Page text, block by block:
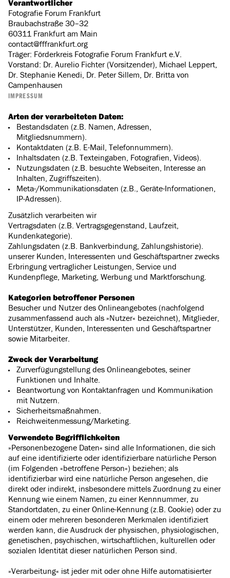
Verantwortlicher
Fotografie Forum Frankfurt
Braubachstraße 30–32
60311 Frankfurt am Main
contact@fffrankfurt.org
Träger: Förderkreis Fotografie Forum Frankfurt e.V.
Vorstand: Dr. Aurelio Fichter (Vorsitzender), Michael Leppert,
Dr. Stephanie Kenedi, Dr. Peter Sillem, Dr. Britta von
Campenhausen
IMPRESSUM
Arten der verarbeiteten Daten:
Bestandsdaten (z.B. Namen, Adressen,
Mitgliedsnummern).
Kontaktdaten (z.B. E-Mail, Telefonnummern).
Inhaltsdaten (z.B. Texteingaben, Fotografien, Videos).
Nutzungsdaten (z.B. besuchte Webseiten, Interesse an
Inhalten, Zugriffszeiten).
Meta-/Kommunikationsdaten (z.B., Geräte-Informationen,
IP-Adressen).
Zusätzlich verarbeiten wir
Vertragsdaten (z.B. Vertragsgegenstand, Laufzeit,
Kundenkategorie).
Zahlungsdaten (z.B. Bankverbindung, Zahlungshistorie).
unserer Kunden, Interessenten und Geschäftspartner zwecks
Erbringung vertraglicher Leistungen, Service und
Kundenpflege, Marketing, Werbung und Marktforschung.
Kategorien betroffener Personen
Besucher und Nutzer des Onlineangebotes (nachfolgend
zusammenfassend auch als »Nutzer« bezeichnet), Mitglieder,
Unterstützer, Kunden, Interessenten und Geschäftspartner
sowie Mitarbeiter.
Zweck der Verarbeitung
Zurverfügungstellung des Onlineangebotes, seiner
Funktionen und Inhalte.
Beantwortung von Kontaktanfragen und Kommunikation
mit Nutzern.
Sicherheitsmaßnahmen.
Reichweitenmessung/Marketing.
Verwendete Begrifflichkeiten
»Personenbezogene Daten« sind alle Informationen, die sich
auf eine identifizierte oder identifizierbare natürliche Person
(im Folgenden »betroffene Person«) beziehen; als
identifizierbar wird eine natürliche Person angesehen, die
direkt oder indirekt, insbesondere mittels Zuordnung zu einer
Kennung wie einem Namen, zu einer Kennnummer, zu
Standortdaten, zu einer Online-Kennung (z.B. Cookie) oder zu
einem oder mehreren besonderen Merkmalen identifiziert
werden kann, die Ausdruck der physischen, physiologischen,
genetischen, psychischen, wirtschaftlichen, kulturellen oder
sozialen Identität dieser natürlichen Person sind.
»Verarbeitung« ist jeder mit oder ohne Hilfe automatisierter